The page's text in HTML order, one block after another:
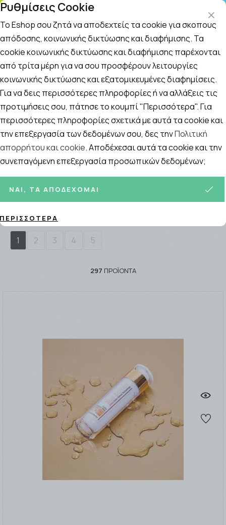
ΤΗΛΕΦΩΝΙΚΟ ΚΕΝΤΡΟ: Δευτ.-Παρασκευή 09:00-14:00 και Σάββατο
09:00-14:00
Αναζήτηση
Αρχική / Εταιρίες / Frezyderm
Frezyderm
Ταξινόμηση Προβολή
Σελίδες:
1 2 3 4 5
297 ΠΡΟΪΌΝΤΑ
Ρυθμίσεις Cookie
Το Eshop σου ζητά να αποδεχτείς τα cookie για σκοπούς
απόδοσης, κοινωνικής δικτύωσης και διαφήμισης. Τα
cookie κοινωνικής δικτύωσης και διαφήμισης παρέχονται
από τρίτα μέρη για να σου προσφέρουν λειτουργίες
κοινωνικής δικτύωσης και εξατομικευμένες διαφημίσεις.
Για να δεις περισσότερες πληροφορίες ή να αλλάξεις τις
προτιμήσεις σου, πάτησε το κουμπί "Περισσότερα". Για
περισσότερες πληροφορίες σχετικά με αυτά τα cookie και
την επεξεργασία των δεδομένων σου, δες τηνΠολιτική
απορρήτου και cookie. Αποδέχεσαι αυτά τα cookie και την
συνεπαγόμενη επεξεργασία προσωπικών δεδομένων;
ΝΑΙ, ΤΑ ΑΠΟΔΈΧΟΜΑΙ
ΠΕΡΙΣΣΌΤΕΡΑ